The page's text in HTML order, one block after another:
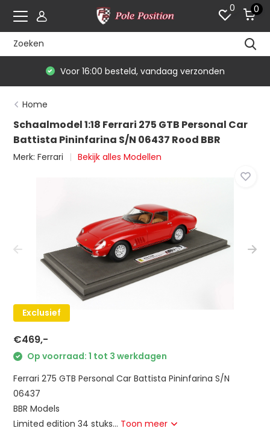
0 0
Voor 16:00 besteld, vandaag verzonden
Home
Schaalmodel 1:18 Ferrari 275 GTB Personal Car
Battista Pininfarina S/N 06437 Rood BBR
Merk:Ferrari Bekijk alles Modellen
Exclusief
€469,-
Op voorraad: 1 tot 3 werkdagen
Ferrari 275 GTB Personal Car Battista Pininfarina S/N
06437
BBR Models
Limited edition 34 stuks... Toon meer